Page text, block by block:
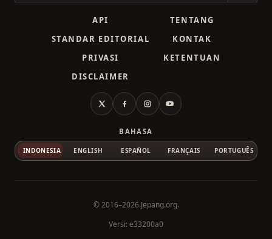
API
TENTANG
STANDAR EDITORIAL
KONTAK
PRIVASI
KETENTUAN
DISCLAIMER
X FacebookInstagramYouTube
BAHASA
INDONESIA ENGLISH ESPAÑOL FRANÇAIS PORTUGUÊS
© 2016–2026 Jepang.org.
Versi: e33200a0